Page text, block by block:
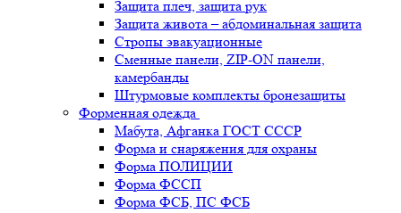
Защита плеч, защита рук
Защита живота – абдоминальная защита
Стропы эвакуационные
Сменные панели, ZIP-ON панели,
камербанды
Штурмовые комплекты бронезащиты
Форменная одежда
Мабута, Афганка ГОСТ СССР
Форма и снаряжения для охраны
Форма ПОЛИЦИИ
Форма ФССП
Форма ФСБ, ПС ФСБ